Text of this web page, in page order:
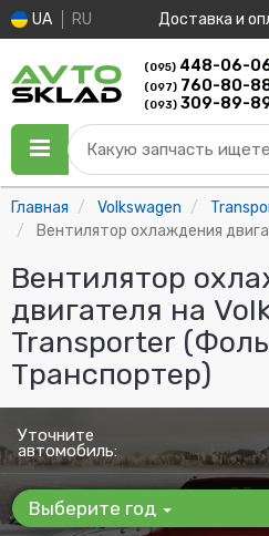
UA RU Доставка и
(095) 448-06-
(097) 760-80-
(093) 309-89-
Какую запчасть
Главная Volkswagen
Вентилятор охлаждения
Вентилятор
двигателя на
Transporter
Транспортер)
Уточните
автомобиль:
Выберите год